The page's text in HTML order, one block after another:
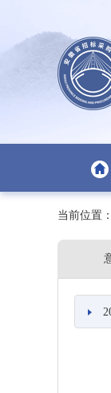
当前位置：